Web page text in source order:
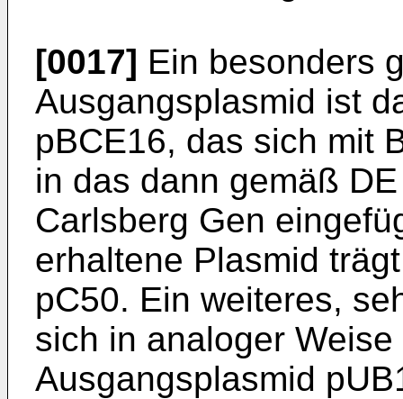
[0017] Ein besonders
Ausgangsplasmid ist
pBCE16, das sich mit
in das dann gemäß
Carlsberg Gen
erhaltene Plasmid
pC50. Ein wei­teres,
sich in analoger
Ausgangsplasmid